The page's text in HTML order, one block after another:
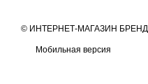
© ИНТЕРНЕТ-МАГАЗИН
Мобильная версия